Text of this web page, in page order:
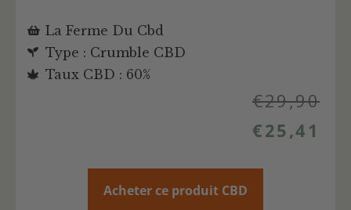
La Ferme Du Cbd
Type : Crumble CBD
Taux CBD : 60%
€29,90
€25,41
Acheter ce produit CBD